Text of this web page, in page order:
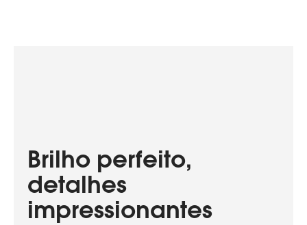
Brilho perfeito,
detalhes
impressionantes